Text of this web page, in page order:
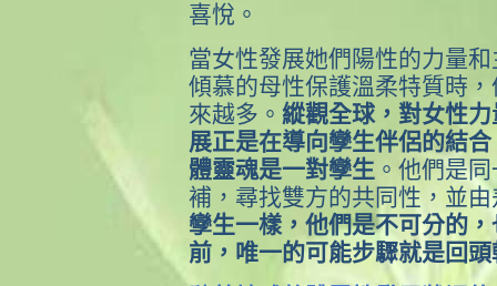
喜悅。
當女性發展她們陽性的力量
傾慕的母性保護溫柔特質時
來越多。 縱觀全球，對女性
展正是在導向孿生伴侶的結
體靈魂是一對孿生 。他們是
補，尋找雙方的共同性，並
孿生一樣，他們是不可分的
前，唯一的可能步驟就是回